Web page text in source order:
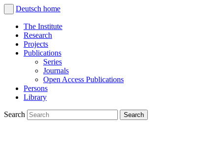
Deutsch home
The Institute
Research
Projects
Publications
Series
Journals
Open Access Publications
Persons
Library
Search